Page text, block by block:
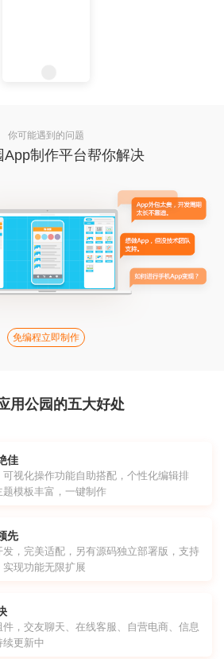
你可能遇到的问题
App制作平台帮你解决
免编程立即制作
用公园的五大好处
佳
可视化操作功能自助搭配，个性化编辑排
题模板丰富，一键制作
先
发，完美适配，另有源码独立部署版，支持
实现功能无限扩展
件，交友聊天、在线客服、自营电商、信息
续更新中